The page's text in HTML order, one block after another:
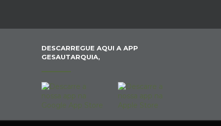
DESCARREGUE AQUI A APP
GESAUTARQUIA,